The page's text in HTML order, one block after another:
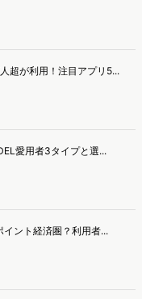
超が利用！注目アプリ5...
愛用者3タイプと選...
ント経済圏？利用者...